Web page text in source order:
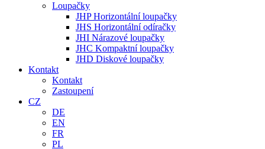
Loupačky
JHP Horizontální loupačky
JHS Horizontální odíračky
JHI Nárazové loupačky
JHC Kompaktní loupačky
JHD Diskové loupačky
Kontakt
Kontakt
Zastoupení
CZ
DE
EN
FR
PL